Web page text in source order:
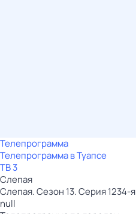
Телепрограмма
Телепрограмма в Туапсе
ТВ 3
Слепая
Слепая. Сезон 13. Серия 1234-я
null